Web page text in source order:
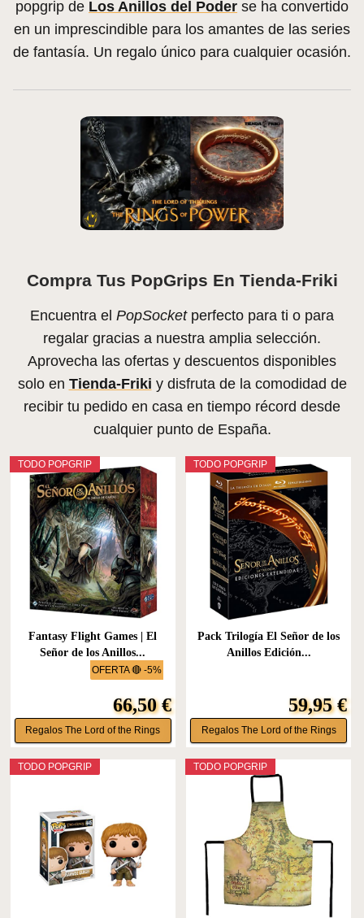
popgrip de Los Anillos del Poder se ha convertido
en un imprescindible para los amantes de las series
de fantasía. Un regalo único para cualquier ocasión.
Compra Tus PopGrips En Tienda-Friki
Encuentra el PopSocketperfecto para ti o para
regalar gracias a nuestra amplia selección.
Aprovecha las ofertas y descuentos disponibles
solo en Tienda-Friki y disfruta de la comodidad de
recibir tu pedido en casa en tiempo récord desde
cualquier punto de España.
OFERTA 🔴 -5%
TODO POPGRIP
Fantasy Flight Games | El
Señor de los Anillos...
66,50 €
Regalos The Lord of the Rings
TODO POPGRIP
Pack Trilogía El Señor de los
Anillos Edición...
59,95 €
Regalos The Lord of the Rings
TODO POPGRIP TODO POPGRIP